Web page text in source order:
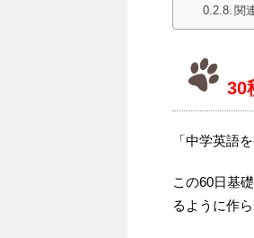
関
30
「中学英語
この60日基
るように作